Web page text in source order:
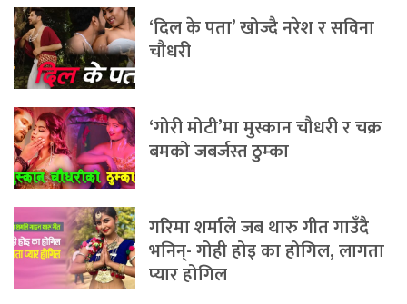
‘दिल के पता’ खोज्दै नरेश र सविना
चौधरी
‘गोरी मोटी’मा मुस्कान चौधरी र चक्र
बमको जबर्जस्त ठुम्का
गरिमा शर्माले जब थारु गीत गाउँदै
भनिन्- गोही होइ का होगिल, लागता
प्यार होगिल